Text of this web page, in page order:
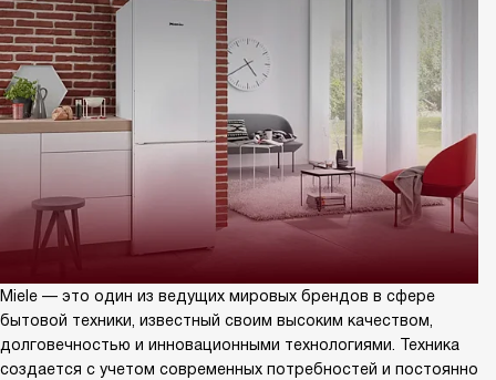
Miele — это один из ведущих мировых брендов в сфере
бытовой техники, известный своим высоким качеством,
долговечностью и инновационными технологиями. Техника
создается с учетом современных потребностей и постоянно